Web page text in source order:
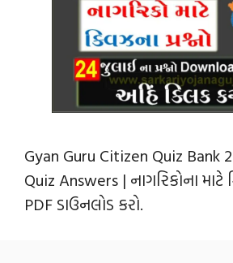
Gyan Guru Citizen Quiz Bank
Quiz Answers | નાગરિકોના માટે
PDF ડાઉનલોડ કરો.